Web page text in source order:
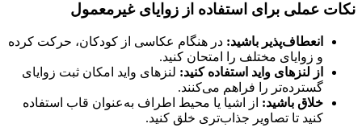
نکات عملی برای استفاده از زوایای غیرمعمول
انعطاف‌پذیر باشید: در هنگام عکاسی از کودکان، حرکت کرده
و زوایای مختلف را امتحان کنید.
از لنزهای واید استفاده کنید: لنزهای واید امکان ثبت زوایای
گسترده‌تر را فراهم می‌کنند.
خلاق باشید: از اشیا یا محیط اطراف به‌عنوان قاب استفاده
کنید تا تصاویر جذاب‌تری خلق کنید.